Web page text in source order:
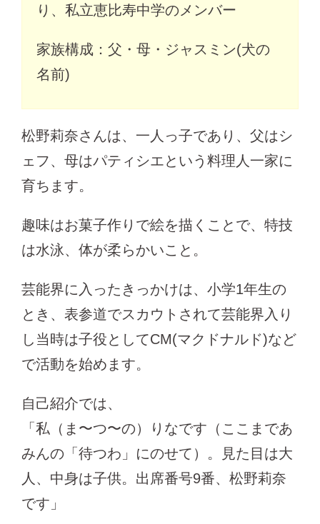
り、私立恵比寿中学のメンバー
家族構成：父・母・ジャスミン(犬の
名前)
松野莉奈さんは、一人っ子であり、父はシ
ェフ、母はパティシエという料理人一家に
育ちます。
趣味はお菓子作りで絵を描くことで、特技
は水泳、体が柔らかいこと。
芸能界に入ったきっかけは、小学1年生の
とき、表参道でスカウトされて芸能界入り
し当時は子役としてCM(マクドナルド)など
で活動を始めます。
自己紹介では、
「私（ま〜つ〜の）りなです（ここまであ
みんの「待つわ」にのせて）。見た目は大
人、中身は子供。出席番号9番、松野莉奈
です」